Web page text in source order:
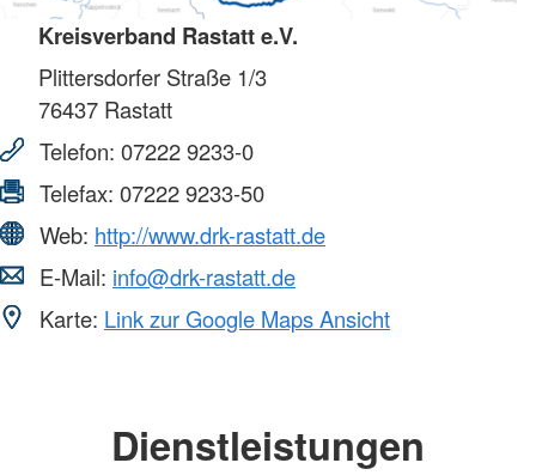
Kreisverband Rastatt e.V.
Plittersdorfer Straße 1/3
76437 Rastatt
Telefon: 07222 9233-0
Telefax: 07222 9233-50
Web: http://www.drk-rastatt.de
E-Mail: info@drk-rastatt.de
Karte: Link zur Google Maps Ansicht
Dienstleistungen